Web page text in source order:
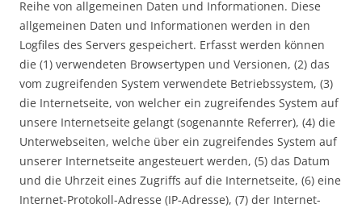
Reihe von allgemeinen Daten und Informationen. Diese
allgemeinen Daten und Informationen werden in den
Logfiles des Servers gespeichert. Erfasst werden können
die (1) verwendeten Browsertypen und Versionen, (2) das
vom zugreifenden System verwendete Betriebssystem, (3)
die Internetseite, von welcher ein zugreifendes System auf
unsere Internetseite gelangt (sogenannte Referrer), (4) die
Unterwebseiten, welche über ein zugreifendes System auf
unserer Internetseite angesteuert werden, (5) das Datum
und die Uhrzeit eines Zugriffs auf die Internetseite, (6) eine
Internet-Protokoll-Adresse (IP-Adresse), (7) der Internet-